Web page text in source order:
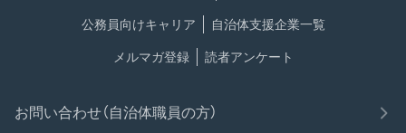
公務員向けキャリア 自治体支援企業一覧
メルマガ登録 読者アンケート
お問い合わせ（自治体職員の方）